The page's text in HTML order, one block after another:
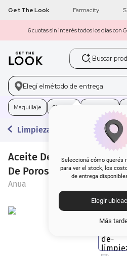
Get The Look Farmacity
6 cuotas sin interés todos los días con
Buscar productos
Elegí elmétodo de entrega
Seleccioná cómo querés
para ver el stock, los
de entrega
Elegir
Más
Maquillaje Skincare
Limpieza
Aceite De Limpieza
De Poros x 200 ml
Anua
1 get the look
2 máscara pestañas
loreal
4. brochas
5. corrector
6